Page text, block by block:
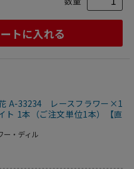
トに入れる
A-33234 レースフラワー×1
1本（ご注文単位1本）【直
ー・ディル